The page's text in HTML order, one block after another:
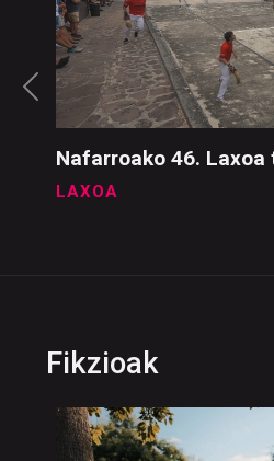
Nafarroako 46.
LAXOA
Fikzioak